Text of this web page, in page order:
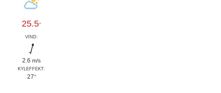
25.5°
VIND:
2.6 m/s
KYLEFFEKT:
27°